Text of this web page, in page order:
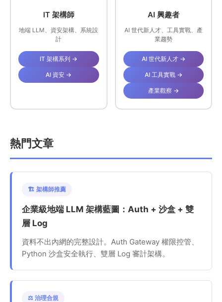
IT 架構師
地端 LLM、資安架構、系統設
計
IT 架構系列 →
AI 資安 →
AI 興趣者
AI 世代新人才、工具實戰、產
業趨勢
AI 世代新人才 →
AI 工具實戰 →
產業觀察 →
熱門文章
🏗️ 架構師推薦
企業級地端 LLM 架構藍圖：Auth + 沙盒 + 雙
層 Log
資料不出內網的完整設計。Auth Gateway 權限控管、
Python 沙盒安全執行、雙層 Log 審計架構。
⚖️ 治理合規